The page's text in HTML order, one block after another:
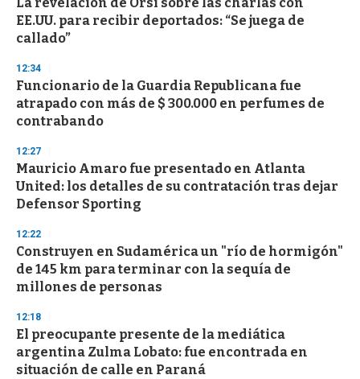
o
f
3
s
e
c
o
n
La revelación de Orsi sobre las charlas con
EE.UU. para recibir deportados: “Se juega de
callado”
12:34
Funcionario de la Guardia Republicana fue
atrapado con más de $ 300.000 en perfumes de
contrabando
12:27
Mauricio Amaro fue presentado en Atlanta
United: los detalles de su contratación tras dejar
Defensor Sporting
12:22
Construyen en Sudamérica un "río de hormigón"
de 145 km para terminar con la sequía de
millones de personas
12:18
El preocupante presente de la mediática
argentina Zulma Lobato: fue encontrada en
situación de calle en Paraná